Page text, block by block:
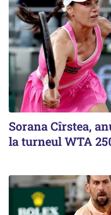
Sorana Cîrstea,
la turneul WTA